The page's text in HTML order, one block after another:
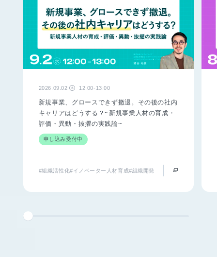
2026.09.02 水 12:00-13:00
新規事業、グロースできず撤退。その後の社内
キャリアはどうする？~新規事業人材の育成・
評価・異動・抜擢の実践論~
申し込み受付中
#組織活性化#イノベーター人材育成#組織開発